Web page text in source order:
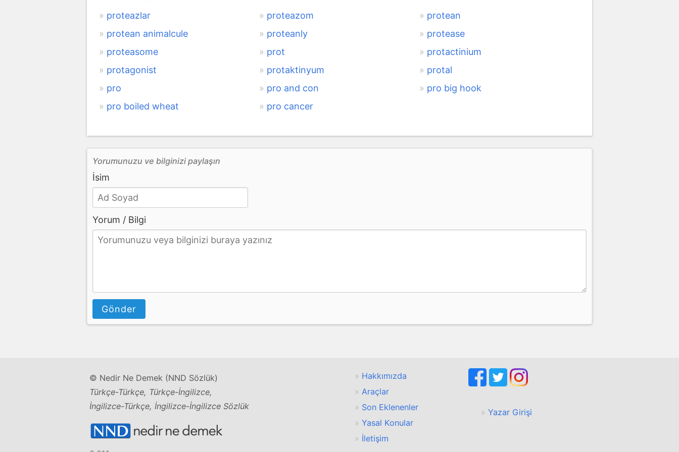
proteazlar proteazom
protean
protean animalcule
proteanly
protease
proteasome
prot
protactinium
protagonist
protaktinyum
protal
pro
pro and con
pro big hook
pro boiled wheat
pro cancer
Yorumunuzu ve bilginizi paylaşın
İsim
Yorum / Bilgi
Gönder
© Nedir Ne Demek (NND Sözlük)
Türkçe-Türkçe, Türkçe-İngilizce,
İngilizce-Türkçe, İngilizce-İngilizce Sözlük
Hakkımızda
Araçlar
Son Eklenenler
Yasal Konular
İletişim
Yazar Girişi